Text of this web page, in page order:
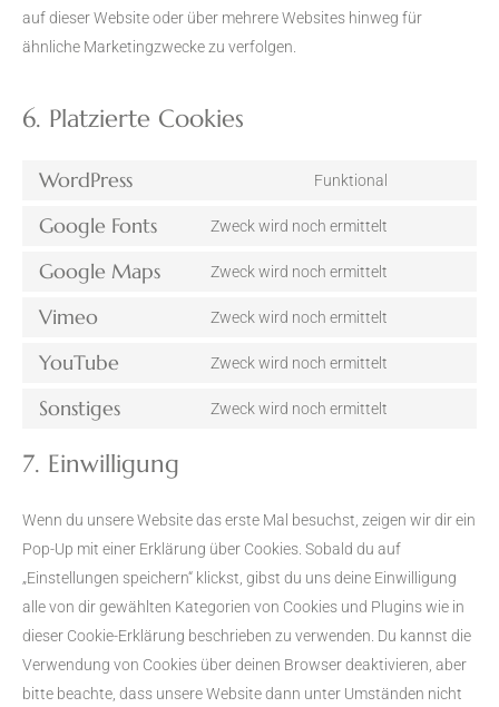
auf dieser Website oder über mehrere Websites hinweg für
ähnliche Marketingzwecke zu verfolgen.
6. Platzierte Cookies
WordPress Funktional
Google Fonts Zweck wird noch ermittelt
Google Maps Zweck wird noch ermittelt
Vimeo Zweck wird noch ermittelt
YouTube Zweck wird noch ermittelt
Sonstiges Zweck wird noch ermittelt
7. Einwilligung
Wenn du unsere Website das erste Mal besuchst, zeigen wir dir ein
Pop-Up mit einer Erklärung über Cookies. Sobald du auf
„Einstellungen speichern“ klickst, gibst du uns deine Einwilligung
alle von dir gewählten Kategorien von Cookies und Plugins wie in
dieser Cookie-Erklärung beschrieben zu verwenden. Du kannst die
Verwendung von Cookies über deinen Browser deaktivieren, aber
bitte beachte, dass unsere Website dann unter Umständen nicht